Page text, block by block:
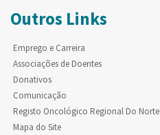
Outros Links
Emprego e Carreira
Associações de Doentes
Donativos
Comunicação
Registo Oncológico Regional Do Norte
Mapa do Site